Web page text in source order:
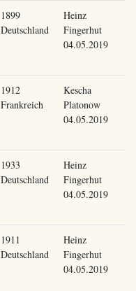
1899
Deutschland
Heinz
Fingerhut
04.05.2019
1912
Frankreich
Kescha
Platonow
04.05.2019
1933
Deutschland
Heinz
Fingerhut
04.05.2019
1911
Deutschland
Heinz
Fingerhut
04.05.2019